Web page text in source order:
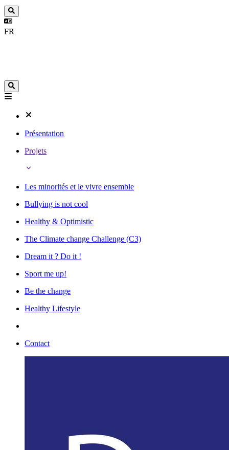
FR
Présentation
Projets
Les minorités et le vivre ensemble
Bullying is not cool
Healthy & Optimistic
The Climate change Challenge (C3)
Dream it ? Do it !
Sport me up!
Be the change
Healthy Lifestyle
Contact